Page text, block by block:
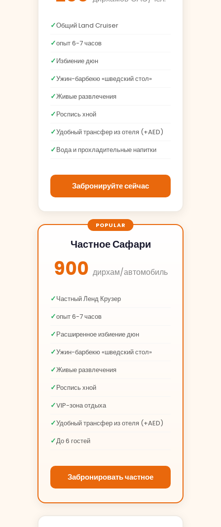
Общий Land Cruiser
опыт 6-7 часов
Избиение дюн
Ужин-барбекю «шведский стол»
Живые развлечения
Роспись хной
Удобный трансфер из отеля (+AED)
Вода и прохладительные напитки
Забронируйте сейчас
Частное Сафари
900 дирхам/автомобиль
Частный Ленд Крузер
опыт 6-7 часов
Расширенное избиение дюн
Ужин-барбекю «шведский стол»
Живые развлечения
Роспись хной
VIP-зона отдыха
Удобный трансфер из отеля (+AED)
До 6 гостей
Забронировать частное